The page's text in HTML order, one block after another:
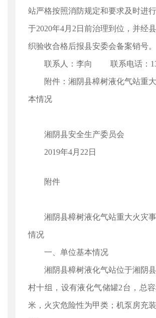
站严格按照消防规定和要求及时进
于2020年4月2日前治理到位，并经
织验收合格后报县安委会备案销号。
联系人：李向 联系电话：
附件：湘阴县樟树液化气站重
本情况
湘阴县安全生产委员会
2019年4月22日
附件
湘阴县樟树液化气站重大火灾
情况
一、单位基本情况
湘阴县樟树液化气站位于湘阴
村十组，设有液化气储罐2台，总
米，火灾危险性为甲类；机泵房充